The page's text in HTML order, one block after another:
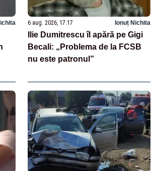
6 aug. 2026, 17:17 Ionuț Nichita
Ilie Dumitrescu îl apără pe Gigi
Becali: „Problema de la FCSB
nu este patronul”